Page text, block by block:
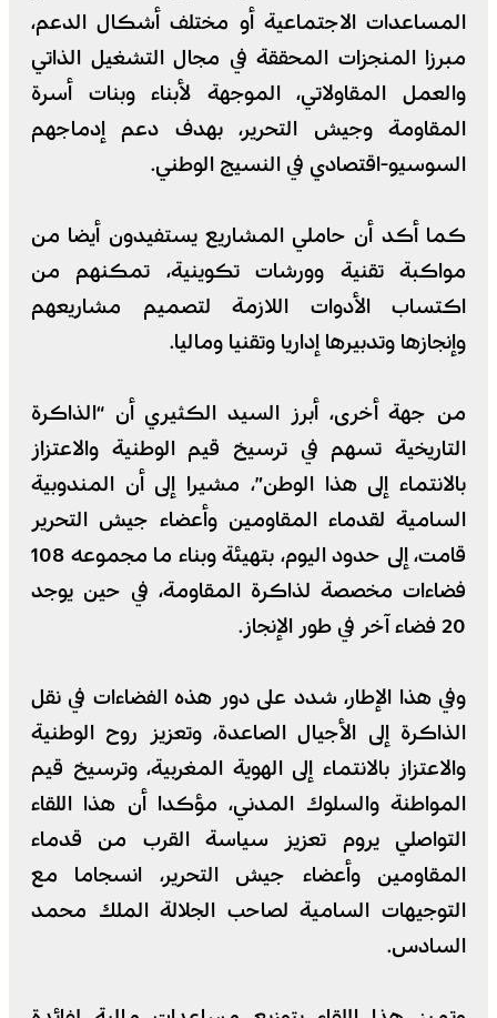
المساعدات الاجتماعية أو مختلف أشكال الدعم،
مبرزا المنجزات المحققة في مجال التشغيل الذاتي
والعمل المقاولاتي، الموجهة لأبناء وبنات أسرة
المقاومة وجيش التحرير، بهدف دعم إدماجهم
السوسيو-اقتصادي في النسيج الوطني.
كما أكد أن حاملي المشاريع يستفيدون أيضا من
مواكبة تقنية وورشات تكوينية، تمكنهم من
اكتساب الأدوات اللازمة لتصميم مشاريعهم
وإنجازها وتدبيرها إداريا وتقنيا وماليا.
من جهة أخرى، أبرز السيد الكثيري أن “الذاكرة
التاريخية تسهم في ترسيخ قيم الوطنية والاعتزاز
بالانتماء إلى هذا الوطن”، مشيرا إلى أن المندوبية
السامية لقدماء المقاومين وأعضاء جيش التحرير
قامت، إلى حدود اليوم، بتهيئة وبناء ما مجموعه 108
فضاءات مخصصة لذاكرة المقاومة، في حين يوجد
20 فضاء آخر في طور الإنجاز.
وفي هذا الإطار، شدد على دور هذه الفضاءات في نقل
الذاكرة إلى الأجيال الصاعدة، وتعزيز روح الوطنية
والاعتزاز بالانتماء إلى الهوية المغربية، وترسيخ قيم
المواطنة والسلوك المدني، مؤكدا أن هذا اللقاء
التواصلي يروم تعزيز سياسة القرب من قدماء
المقاومين وأعضاء جيش التحرير، انسجاما مع
التوجيهات السامية لصاحب الجلالة الملك محمد
السادس.